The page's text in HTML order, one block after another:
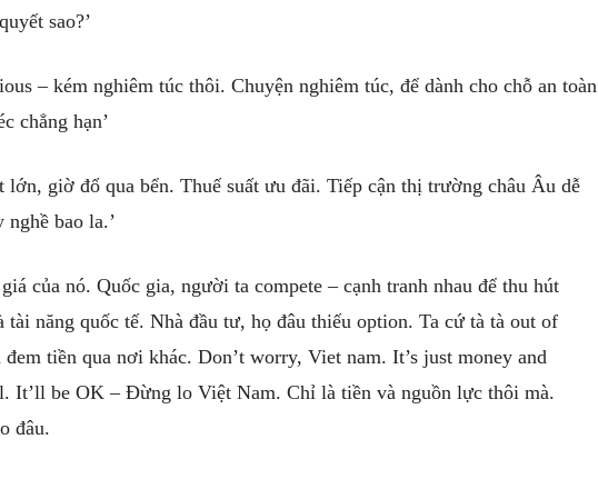
sao?’
– kém nghiêm túc thôi. Chuyện nghiêm túc, để dành cho chỗ an toàn
chẳng hạn’
lớn, giờ đổ qua bển. Thuế suất ưu đãi. Tiếp cận thị trường châu Âu dễ
bao la.’
của nó. Quốc gia, người ta compete – cạnh tranh nhau để thu hút
năng quốc tế. Nhà đầu tư, họ đâu thiếu option. Ta cứ tà tà out of
tiền qua nơi khác. Don’t worry, Viet nam. It’s just money and
It’ll be OK – Đừng lo Việt Nam. Chỉ là tiền và nguồn lực thôi mà.
đâu.